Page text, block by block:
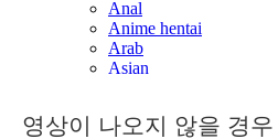
영상이 나오지 않을 경우